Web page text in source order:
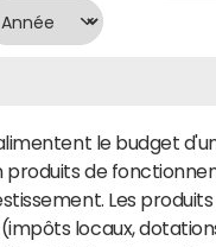
le budget
produits de
Les produits
locaux,